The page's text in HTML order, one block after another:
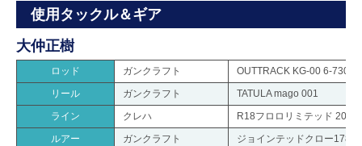
使用タックル＆ギア
大仲正樹
ロッド ガンクラフト
OUTTRACK KG-00 6-
リール
ガンクラフト
TATULA mago 001
ライン
クレハ
R18フロロリミテッド 20lb.
ルアー
ガンクラフト
ジョインテッドクロー178